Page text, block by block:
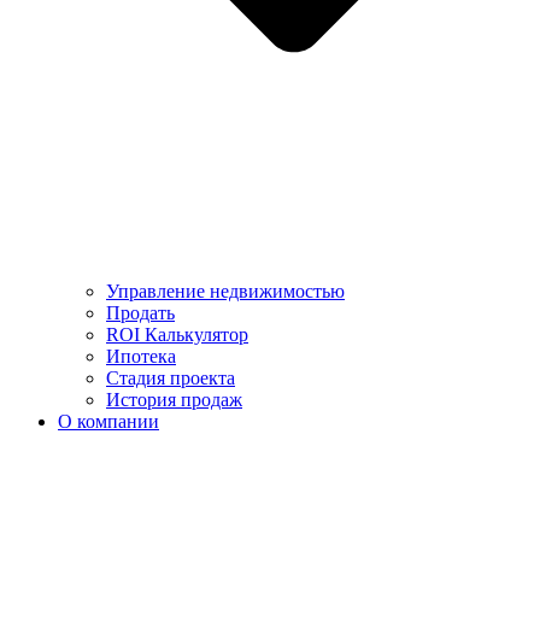
Управление недвижимостью
Продать
ROI Калькулятор
Ипотека
Стадия проекта
История продаж
О компании